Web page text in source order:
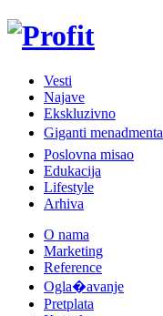
Vesti
Najave
Ekskluzivno
Giganti menadmenta
Poslovna misao
Edukacija
Lifestyle
Arhiva
O nama
Marketing
Reference
Ogla�avanje
Pretplata